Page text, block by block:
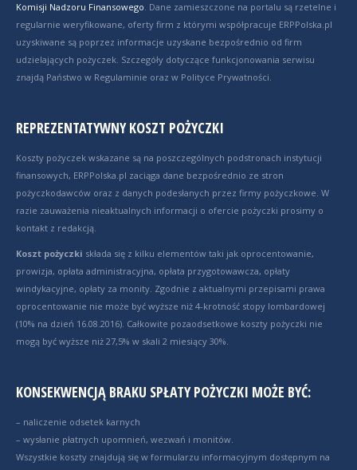
Komisji Nadzoru Finansowego. Dane zamieszczone na portalu są rzetelne i
regularnie weryfikowane, oferty firm z którymi współpracuje ERPPolska.pl
uzyskiwane są poprzez informacje uzyskane bezpośrednio od firm
udzielających pożyczek. Szczegóły dotyczące funkcjonowania serwisu
znajdą Państwo w Regulaminie oraz w Polityce Prywatności.
REPREZENTATYWNY KOSZT POŻYCZKI
Koszty pożyczek wskazane są na poszczególnych podstronach instytucji
finansowych, ERPPolska.pl zaciąga dane bezpośrednio ze stron
pożyczkodawców oraz z danych podesłanych przez firmy pożyczkowe. W
razie zauważenia nieaktualnych informacji o ofercie pożyczki prosimy o
kontakt z redakcją.
Koszt pożyczki składa się z kilku elementów taki jak oprocentowanie,
prowizja, opłata administracyjna, opłata przygotowawcza, opłaty
windykacyjne, opłaty za monity. Zgodnie z aktualnymi przepisami prawa
oprocentowanie nie może być wyższe niż 4-krotność stopy lombardowej
(10% na dzień 16.08.2016). Całkowite pozaodsetkowe koszty pożyczki nie
mogą być wyższe niż 27,5% w skali 2 miesiący 30%.
KONSEKWENCJĄ BRAKU SPŁATY POŻYCZKI MOŻE BYĆ:
– naliczenie odsetek karnych
– wysłanie płatnych upomnień, wezwań i monitów.
Wszystkie koszty znajdują się w formularzu informacyjnym dostępnym na